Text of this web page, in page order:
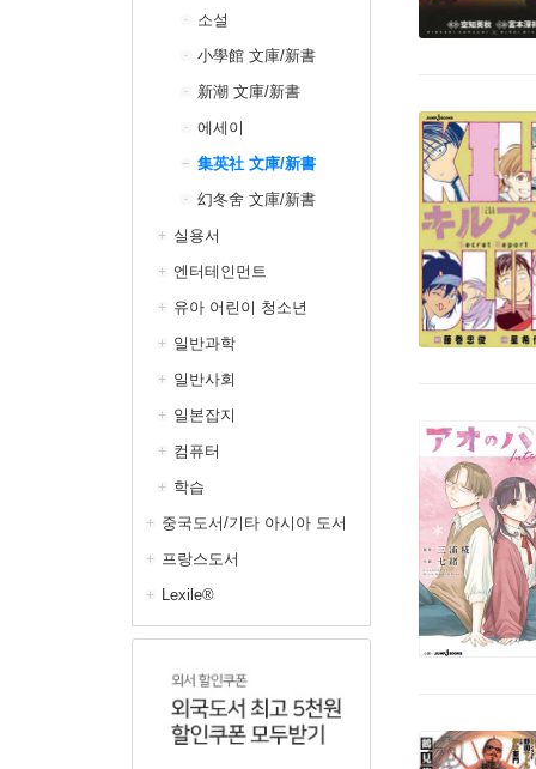
소설
小學館 文庫/新書
新潮 文庫/新書
에세이
集英社 文庫/新書
幻冬舍 文庫/新書
실용서
엔터테인먼트
유아 어린이 청소년
일반과학
일반사회
일본잡지
컴퓨터
학습
중국도서/기타 아시아 도서
프랑스도서
Lexile®